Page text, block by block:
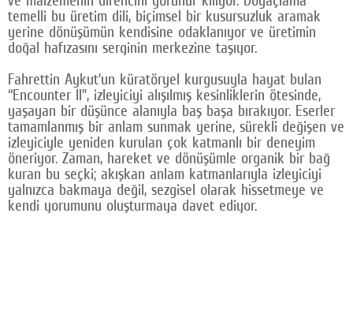
temelli bu üretim dili, biçimsel bir kusursuzluk aramak
yerine dönüşümün kendisine odaklanıyor ve üretimin
doğal hafızasını serginin merkezine taşıyor.
Fahrettin Aykut’un küratöryel kurgusuyla hayat bulan
“Encounter II”, izleyiciyi alışılmış kesinliklerin ötesinde,
yaşayan bir düşünce alanıyla baş başa bırakıyor. Eserler
tamamlanmış bir anlam sunmak yerine, sürekli değişen ve
izleyiciyle yeniden kurulan çok katmanlı bir deneyim
öneriyor. Zaman, hareket ve dönüşümle organik bir bağ
kuran bu seçki; akışkan anlam katmanlarıyla izleyiciyi
yalnızca bakmaya değil, sezgisel olarak hissetmeye ve
kendi yorumunu oluşturmaya davet ediyor.